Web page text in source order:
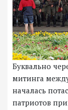
Буквально
митинга
началась
патриотов